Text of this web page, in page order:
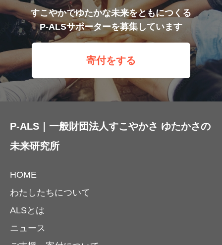
すこやかでゆたかな未来をともにつくる
P-ALSサポーターを募集しています
寄付をする
P-ALS｜一般財団法人すこやかさ ゆたかさの
未来研究所
HOME
わたしたちについて
ALSとは
ニュース